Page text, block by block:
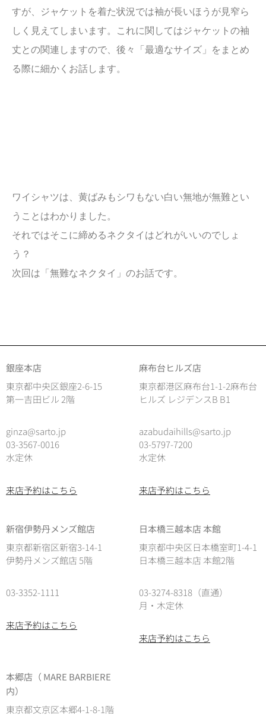
すが、ジャケットを着た状況では袖が長いほうが見窄ら
しく見えてしまいます。これに関してはジャケットの袖
丈との関連しますので、後々「最適なサイズ」をまとめ
る際に細かくお話します。
ワイシャツは、黄ばみもシワもない白い無地が無難とい
うことはわかりました。
それではそこに締めるネクタイはどれがいいのでしょ
う？
次回は「無難なネクタイ」のお話です。
銀座本店
東京都中央区銀座2-6-15
第一吉田ビル 2階
ginza@sarto.jp
03-3567-0016
水定休
来店予約はこちら
麻布台ヒルズ店
東京都港区麻布台1-1-2麻布台
ヒルズ レジデンスB B1
azabudaihills@sarto.jp
03-5797-7200
水定休
来店予約はこちら
新宿伊勢丹メンズ館店
東京都新宿区新宿3-14-1
伊勢丹メンズ館店 5階
03-3352-1111
来店予約はこちら
日本橋三越本店 本館
東京都中央区日本橋室町1-4-1
日本橋三越本店 本館2階
03-3274-8318（直通）
月・木定休
来店予約はこちら
本郷店（ MARE BARBIERE
内）
東京都文京区本郷4-1-8-1階